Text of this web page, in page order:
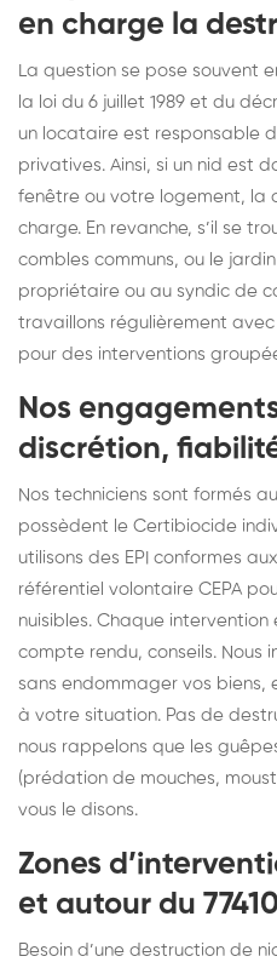
en charge la
La question se pose souvent
la loi du 6 juillet 1989 et du
un locataire est responsable
privatives. Ainsi, si un nid est
fenêtre ou votre logement, la
charge. En revanche, s’il se
combles communs, ou le
propriétaire ou au syndic de
travaillons régulièrement
pour des interventions
Nos
discrétion,
Nos techniciens sont formés
possèdent le Certibiocide
utilisons des EPI conformes
référentiel volontaire CEPA
nuisibles. Chaque
compte rendu, conseils. Nous
sans endommager vos
à votre situation. Pas de
nous rappelons que les
(prédation de mouches,
vous le disons.
Zones
et autour du
Besoin d’une destruction de